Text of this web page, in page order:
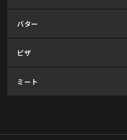
バター
ピザ
ミート